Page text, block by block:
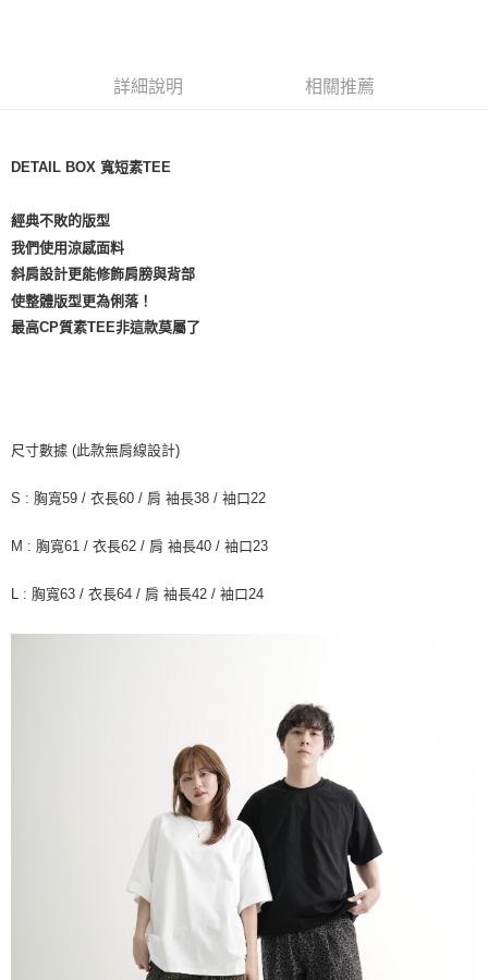
每筆NT$60，滿NT$1,500(含以上)免運費
7-11取貨付款
每筆NT$60，滿NT$1,000(含以上)免運費
新竹物流宅配
免運費
國家/地區配送
詳細說明 相關推薦
DETAIL BOX 寬短素TEE
經典不敗的版型
我們使用涼感面料
斜肩設計更能修飾肩膀與背部
使整體版型更為俐落！
最高CP質素TEE非這款莫屬了
尺寸數據 (此款無肩線設計)
S : 胸寬59 / 衣長60 / 肩 袖長38 / 袖口22
M : 胸寬61 / 衣長62 / 肩 袖長40 / 袖口23
L : 胸寬63 / 衣長64 / 肩 袖長42 / 袖口24